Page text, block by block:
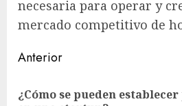
necesaria para operar y
mercado competitivo de
Sigue
Anterior
¿Cómo se pueden